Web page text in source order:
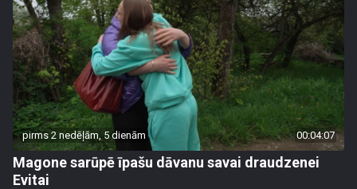
pirms 2 nedēļām, 5 dienām 00:04:07
Magone sarūpē īpašu dāvanu savai draudzenei
Evitai